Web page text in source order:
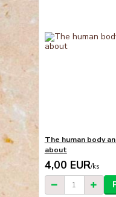
The human body
about
4,00 EUR/ks